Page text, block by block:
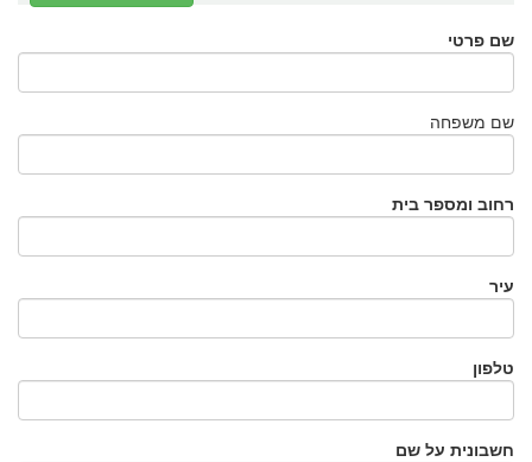
שם פרטי
שם משפחה
רחוב ומספר בית
עיר
טלפון
חשבונית על שם